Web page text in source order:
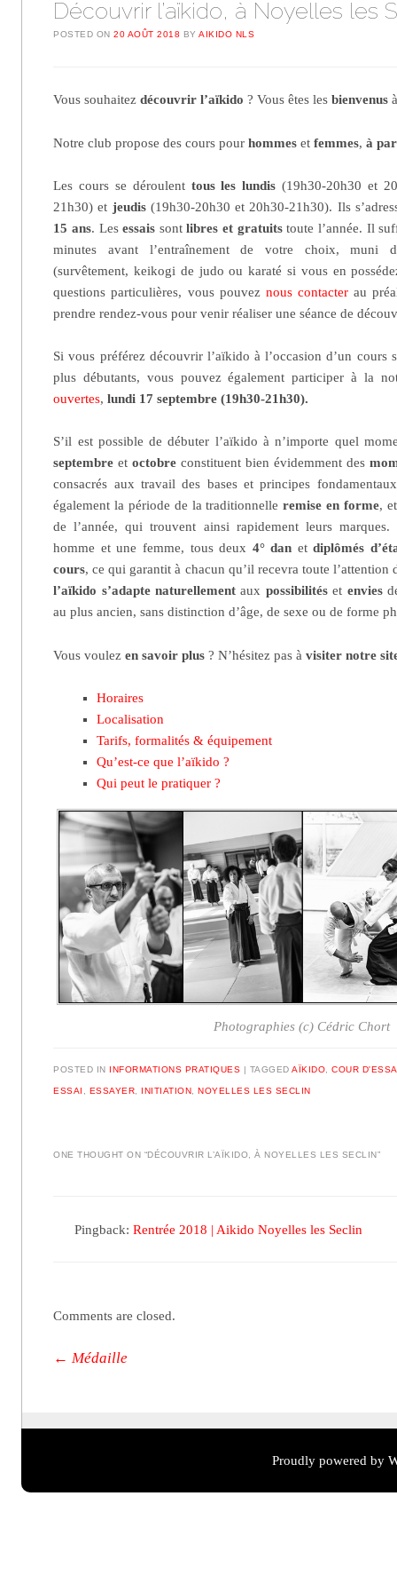
Découvrir l’aïkido, à Noyelles les
POSTED ON20 AOÛT 2018 BYAIKIDO NLS
Vous souhaitezdécouvrir l’aïkido ? Vous êtes lesbienvenus
Notre club propose des cours pourhommes etfemmes,à
Les cours se déroulent tous les lundis (19h30-20h30 et
21h30) et jeudis(19h30-20h30 et 20h30-21h30). Ils
15 ans. Lesessais sontlibres et gratuitstoute l’année. Il
minutes avant l’entraînement de votre choix, muni
(survêtement, keikogi de judo ou karaté si vous en
questions particulières, vous pouvez nous contacter au
prendre rendez-vous pour venir réaliser une séance de
Si vous préférez découvrir l’aïkido à l’occasion d’un cours
plus débutants, vous pouvez également participer à la
ouvertes, lundi 17 septembre (19h30-21h30).
S’il est possible de débuter l’aïkido à n’importe quel
septembre etoctobre constituent bien évidemment des
consacrés aux travail des bases et principes
également la période de la traditionnelleremise en forme,
de l’année, qui trouvent ainsi rapidement leurs
homme et une femme, tous deux 4° dan etdiplômés
cours, ce qui garantit à chacun qu’il recevra toute l’attention
l’aïkido s’adapte naturellement aux possibilitéset envies
au plus ancien, sans distinction d’âge, de sexe ou de forme
Vous voulezen savoir plus ? N’hésitez pas àvisiter notre
Horaires
Localisation
Tarifs, formalités & équipement
Qu’est-ce que l’aïkido ?
Qui peut le pratiquer ?
Photographies (c) Cédric Chort
POSTED IN INFORMATIONS PRATIQUES | TAGGEDAÏKIDO ,COUR
ESSAI ESSAYER INITIATION ,NOYELLES LES SECLIN
ONE THOUGHT ON “DÉCOUVRIR L’AÏKIDO, À NOYELLES LES SECLIN”
Pingback:Rentrée 2018 | Aikido Noyelles les Seclin
Comments are closed.
Post navigation
← Médaille
Proudly powered by